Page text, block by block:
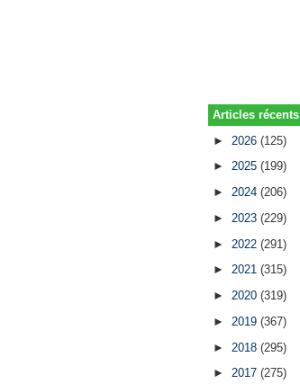
Articles récents
► 2026(125)
►2025(199)
►2024(206)
► 2023(229)
► 2022(291)
►2021(315)
►2020(319)
► 2019(367)
► 2018(295)
►2017(275)